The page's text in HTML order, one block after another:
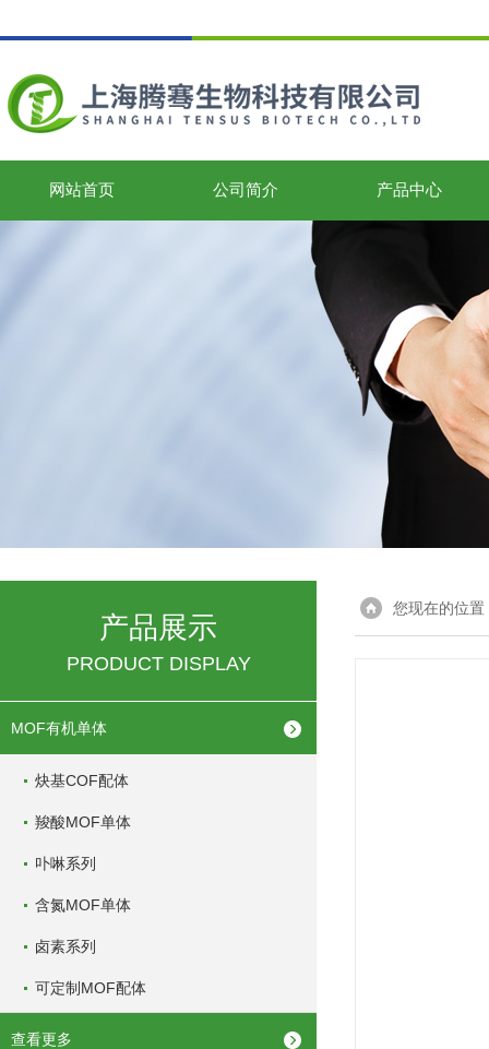
网站首页 公司简介 产品中心
产品展示
PRODUCT DISPLAY
MOF有机单体
炔基COF配体
羧酸MOF单体
卟啉系列
含氮MOF单体
卤素系列
可定制MOF配体
查看更多
您现在的位置